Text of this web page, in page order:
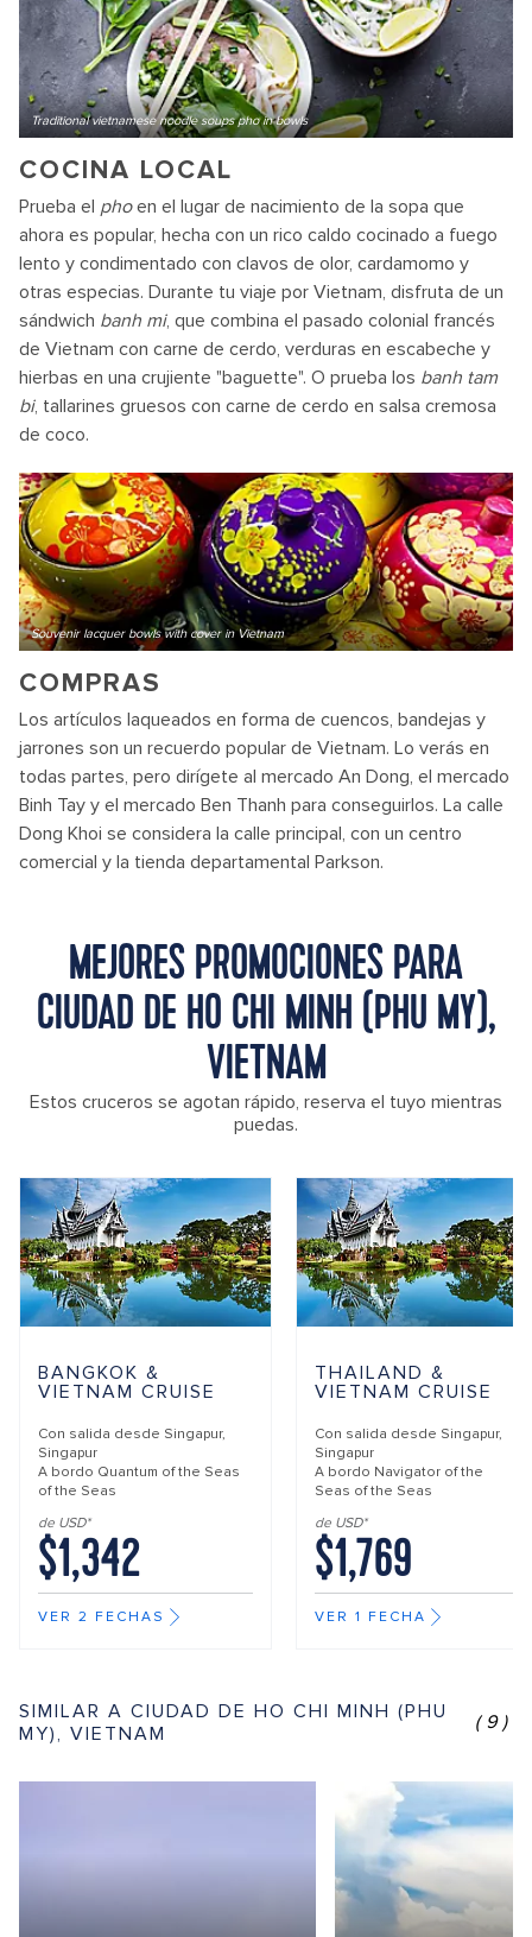
Traditional vietnamese noodle soups pho in bowls
COCINA LOCAL
Prueba el phoen el lugar de nacimiento de la sopa que
ahora es popular, hecha con un rico caldo cocinado a fuego
lento y condimentado con clavos de olor, cardamomo y
otras especias. Durante tu viaje por Vietnam, disfruta de un
sándwich banh mi, que combina el pasado colonial francés
de Vietnam con carne de cerdo, verduras en escabeche y
hierbas en una crujiente "baguette". O prueba los banh tam
bi, tallarines gruesos con carne de cerdo en salsa cremosa
de coco.
Souvenir lacquer bowls with cover in Vietnam
COMPRAS
Los artículos laqueados en forma de cuencos, bandejas y
jarrones son un recuerdo popular de Vietnam. Lo verás en
todas partes, pero dirígete al mercado An Dong, el mercado
Binh Tay y el mercado Ben Thanh para conseguirlos. La calle
Dong Khoi se considera la calle principal, con un centro
comercial y la tienda departamental Parkson.
MEJORES PROMOCIONES PARA
CIUDAD DE HO CHI MINH (PHU MY),
VIETNAM
Estos cruceros se agotan rápido, reserva el tuyo mientras
puedas.
BANGKOK &
VIETNAM CRUISE
Con salida desde Singapur,
Singapur
A bordo Quantum of the Seas
of the Seas
de USD*
$1,342
VER 2 FECHAS
THAILAND &
VIETNAM CRUISE
Con salida desde Singapur,
Singapur
A bordo Navigator of the
Seas of the Seas
de USD*
$1,769
VER 1 FECHA
SIMILAR A CIUDAD DE HO CHI MINH (PHU
MY), VIETNAM
(9)